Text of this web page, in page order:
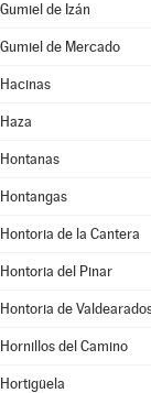
Gumiel de Izán
Gumiel de Mercado
Hacinas
Haza
Hontanas
Hontangas
Hontoria de la Cantera
Hontoria del Pinar
Hontoria de
Hornillos del Camino
Hortigüela